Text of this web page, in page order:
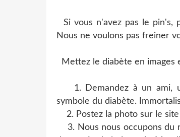
Si vous n'avez pas le pin's,
Nous ne voulons pas freiner
Mettez le diabète en images
1. Demandez à un ami,
symbole du diabète.
2. Postez la photo sur le
3. Nous nous occupons du